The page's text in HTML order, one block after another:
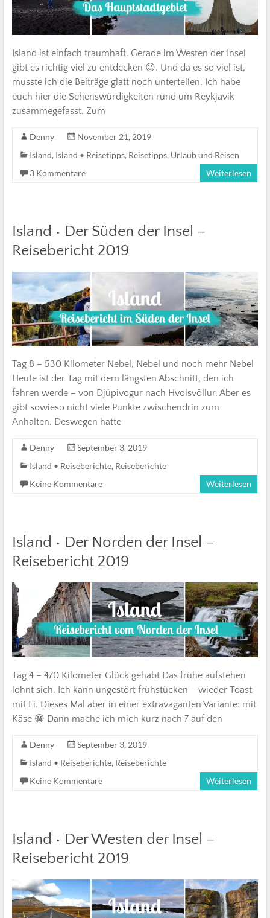
Island ist einfach traumhaft. Gerade im Westen der Insel
gibt es richtig viel zu entdecken 😉. Und da es so viel ist,
musste ich die Beiträge glatt noch unterteilen. Ich habe
euch hier die Sehenswürdigkeiten rund um Reykjavik
zusammegefasst. Zum
Denny
November 21, 2019
Island, Island • Reisetipps, Reisetipps, Urlaub und Reisen
3 Kommentare
Weiterlesen
Island • Der Süden der Insel –
Reisebericht 2019
Tag 8 – 530 Kilometer Nebel, Nebel und noch mehr Nebel
Heute ist der Tag mit dem längsten Abschnitt, den ich
fahren werde – von Djúpivogur nach Hvolsvöllur. Aber es
gibt sowieso nicht viele Punkte zwischendrin zum
Anhalten. Deswegen hatte
Denny
September 3, 2019
Island • Reiseberichte, Reiseberichte
Keine Kommentare
Weiterlesen
Island • Der Norden der Insel –
Reisebericht 2019
Tag 4 – 470 Kilometer Glück gehabt Das frühe aufstehen
lohnt sich. Ich kann ungestört frühstücken – wieder Toast
mit Ei. Dieses Mal aber in einer extravaganten Variante: mit
Käse 😀 Dann mache ich mich kurz nach 7 auf den
Denny
September 3, 2019
Island • Reiseberichte, Reiseberichte
Keine Kommentare
Weiterlesen
Island • Der Westen der Insel –
Reisebericht 2019